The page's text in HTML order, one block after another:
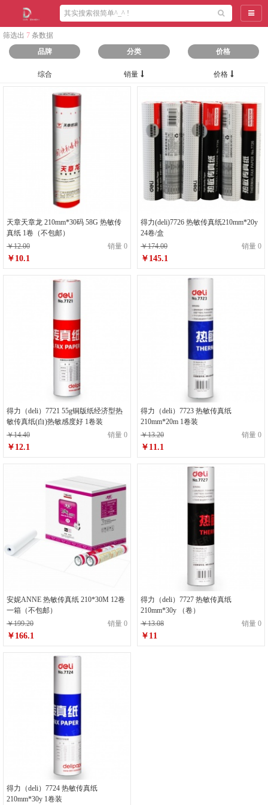
导航
筛选出 7 条数据
品牌
分类 价格
综合 销量 价格
天章天章龙 210mm*30码 58G 热敏传
真纸 1卷（不包邮）
￥12.00
销量 0
￥10.1
得力(deli)7726 热敏传真纸210mm*20y
24卷/盒
￥174.00
销量 0
￥145.1
得力（deli）7721 55g铜版纸经济型热
敏传真纸(白)热敏感度好 1卷装
￥14.40
销量 0
￥12.1
得力（deli）7723 热敏传真纸
210mm*20m 1卷装
￥13.20
销量 0
￥11.1
安妮ANNE 热敏传真纸 210*30M 12卷
一箱（不包邮）
￥199.20
销量 0
￥166.1
得力（deli）7727 热敏传真纸
210mm*30y （卷）
￥13.08
销量 0
￥11
得力（deli）7724 热敏传真纸
210mm*30y 1卷装